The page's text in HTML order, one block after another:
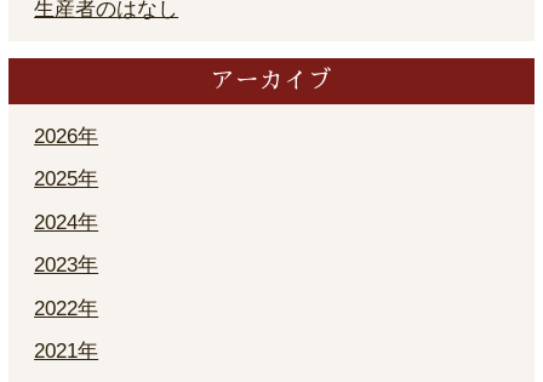
生産者のはなし
アーカイブ
2026年
2025年
2024年
2023年
2022年
2021年